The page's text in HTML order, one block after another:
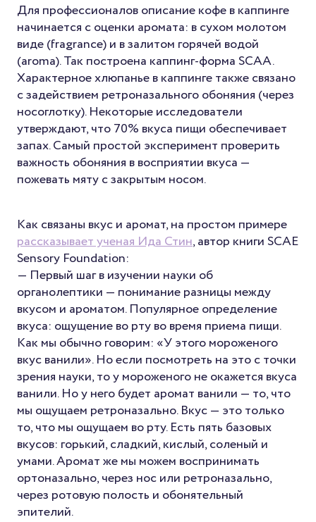
Для профессионалов описание кофе в каппинге
начинается с оценки аромата: в сухом молотом
виде (fragrance) и в залитом горячей водой
(aroma). Так построена каппинг-форма SCAA.
Характерное хлюпанье в каппинге также связано
с задействием ретроназального обоняния (через
носоглотку). Некоторые исследователи
утверждают, что 70% вкуса пищи обеспечивает
запах. Самый простой эксперимент проверить
важность обоняния в восприятии вкуса —
пожевать мяту с закрытым носом.
Как связаны вкус и аромат, на простом примере
рассказывает ученая Ида Стин, автор книги SCAE
Sensory Foundation:
— Первый шаг в изучении науки об
органолептики — понимание разницы между
вкусом и ароматом. Популярное определение
вкуса: ощущение во рту во время приема пищи.
Как мы обычно говорим: «У этого мороженого
вкус ванили». Но если посмотреть на это с точки
зрения науки, то у мороженого не окажется вкуса
ванили. Но у него будет аромат ванили — то, что
мы ощущаем ретроназально. Вкус — это только
то, что мы ощущаем во рту. Есть пять базовых
вкусов: горький, сладкий, кислый, соленый и
умами. Аромат же мы можем воспринимать
ортоназально, через нос или ретроназально,
через ротовую полость и обонятельный
эпителий.